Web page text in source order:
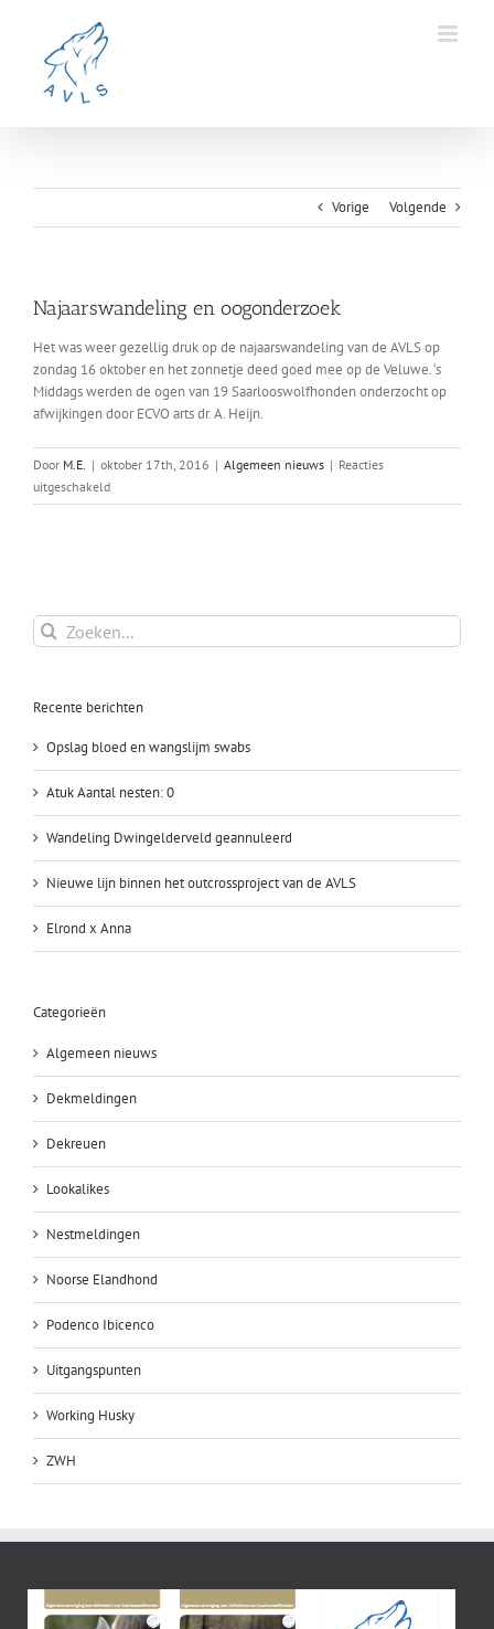
Vorige Volgende
Najaarswandeling en oogonderzoek
Het was weer gezellig druk op de najaarswandeling van de AVLS op
zondag 16 oktober en het zonnetje deed goed mee op de Veluwe. ‘s
Middags werden de ogen van 19 Saarlooswolfhonden onderzocht op
afwijkingen door ECVO arts dr. A. Heijn.
Door M.E. | oktober 17th, 2016 | Algemeen nieuws | Reacties
uitgeschakeldvoor
Najaarswandeling
Zoeken
naar:
Recente berichten
Opslag bloed en wangslijm swabs
Atuk Aantal nesten: 0
Wandeling Dwingelderveld geannuleerd
Nieuwe lijn binnen het outcrossproject van de AVLS
Elrond x Anna
Categorieën
Algemeen nieuws
Dekmeldingen
Dekreuen
Lookalikes
Nestmeldingen
Noorse Elandhond
Podenco Ibicenco
Uitgangspunten
Working Husky
ZWH